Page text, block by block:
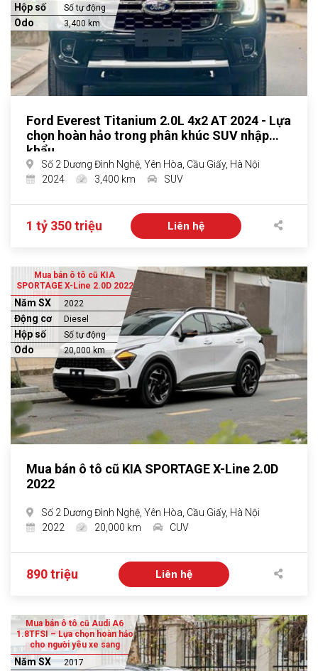
Hộp số Số tự động
Odo 3,400 km
Ford Everest Titanium 2.0L 4x2 AT 2024 - Lựa
chọn hoàn hảo trong phân khúc SUV nhập
khẩu
Số 2 Dương Đình Nghệ, Yên Hòa, Cầu Giấy, Hà Nội
2024
3,400 km SUV
1 tỷ 350 triệu Liên hệ
Mua bán ô tô cũ KIA
SPORTAGE X-Line 2.0D 2022
Năm SX 2022
Động cơ Diesel
Hộp số Số tự động
Odo 20,000 km
Mua bán ô tô cũ KIA SPORTAGE X-Line 2.0D
2022
Số 2 Dương Đình Nghệ, Yên Hòa, Cầu Giấy, Hà Nội
2022
20,000 km CUV
890 triệu Liên hệ
Mua bán ô tô cũ Audi A6
1.8TFSI – Lựa chọn hoàn hảo
cho người yêu xe sang
Năm SX 2017